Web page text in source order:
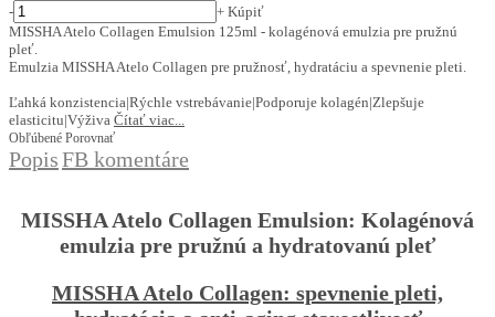
-
+ Kúpiť
MISSHA Atelo Collagen Emulsion 125ml - kolagénová emulzia pre pružnú
pleť.
Emulzia MISSHA Atelo Collagen pre pružnosť, hydratáciu a spevnenie pleti.
Ľahká konzistencia|Rýchle vstrebávanie|Podporuje kolagén|Zlepšuje
elasticitu|Výživa Čítať viac...
Obľúbené Porovnať
PopisFB komentáre
MISSHA Atelo Collagen Emulsion: Kolagénová
emulzia pre pružnú a hydratovanú pleť
MISSHA Atelo Collagen: spevnenie pleti,